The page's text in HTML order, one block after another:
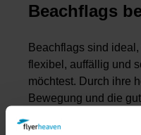
Beachflags
Beachflags sind
flexibel, auffällig und
möchtest. Durch ihre
Bewegung und die
auf Messen, bei